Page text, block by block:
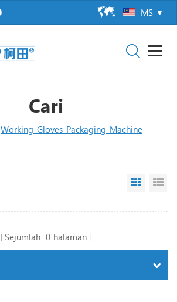
MS
Cari
Working-Gloves-Packaging-Machine
Grid
Sejumlah 0 halaman